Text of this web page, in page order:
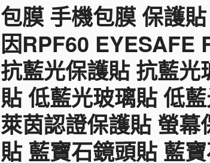
包膜 手機包膜 保護
因RPF60 EYESAFE
抗藍光保護貼 抗藍
貼 低藍光玻璃貼 低
萊茵認證保護貼 螢
貼 藍寶石鏡頭貼 藍